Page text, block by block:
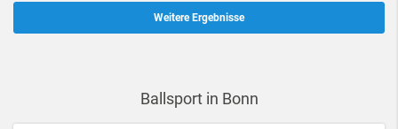
Weitere Ergebnisse
Ballsport in Bonn